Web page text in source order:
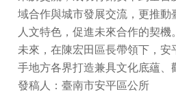
域合作與城市發展交流，更推
人文特色，促進未來合作的契機。
未來，在陳宏田區長帶領下，
手地方各界打造兼具文化底蘊、
發稿人：臺南市安平區公所